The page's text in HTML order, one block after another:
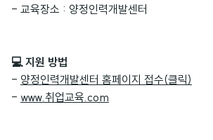
- 교육장소 : 양정인력개발센터
💻 지원 방법
- 양정인력개발센터 홈페이지 접수(클릭)
- www.취업교육.com